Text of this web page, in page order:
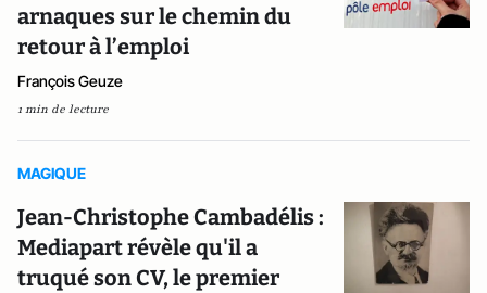
arnaques sur le chemin du
retour à l’emploi
François Geuze
1 min de lecture
MAGIQUE
Jean-Christophe Cambadélis :
Mediapart révèle qu'il a
truqué son CV, le premier